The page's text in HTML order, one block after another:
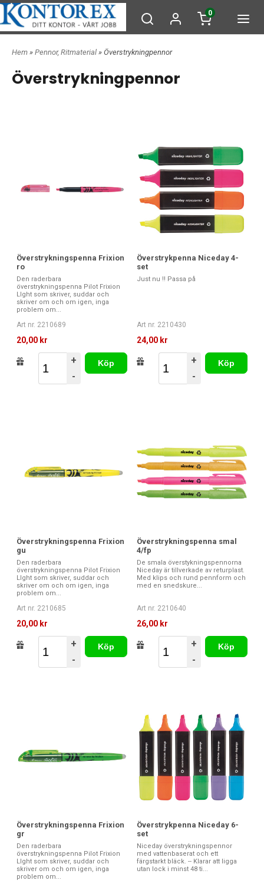
0
Hem » Pennor, Ritmaterial » Överstrykningpennor
Överstrykningpennor
Överstrykningspenna Frixion
ro
Den raderbara
överstrykningspenna Pilot Frixion
LIght som skriver, suddar och
skriver om och om igen, inga
problem om...
Art nr. 2210689
20,00 kr
+
-
Köp
Överstrykpenna Niceday 4-
set
Just nu !! Passa på
Art nr. 2210430
24,00 kr
+
-
Köp
Överstrykningspenna Frixion
gu
Den raderbara
överstrykningspenna Pilot Frixion
LIght som skriver, suddar och
skriver om och om igen, inga
problem om...
Art nr. 2210685
20,00 kr
+
-
Köp
Överstrykningspenna smal
4/fp
De smala överstykningspennorna
Niceday är tillverkade av returplast.
Med klips och rund pennform och
med en snedskure...
Art nr. 2210640
26,00 kr
+
-
Köp
Överstrykningspenna Frixion
gr
Den raderbara
överstrykningspenna Pilot Frixion
LIght som skriver, suddar och
skriver om och om igen, inga
problem om...
Överstrykpenna Niceday 6-
set
Niceday överstrykningspennor
med vattenbaserat och ett
färgstarkt bläck. -- Klarar att ligga
utan lock i minst 48 ti...